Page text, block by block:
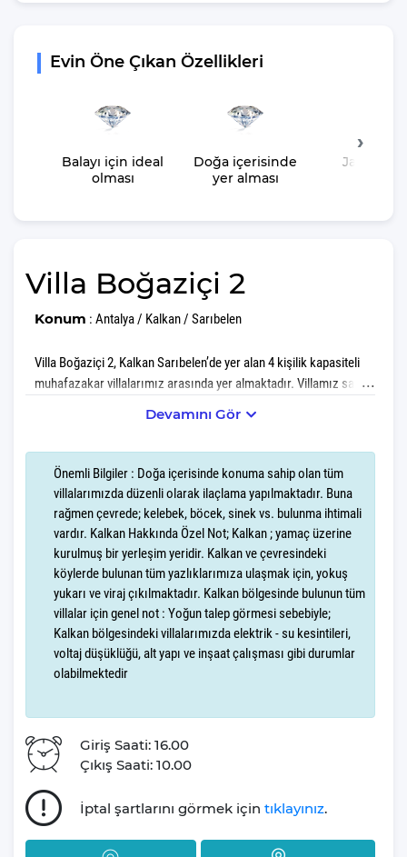
Evin Öne Çıkan Özellikleri
Balayı için ideal
olması
Doğa içerisinde
yer alması
Villa Boğaziçi 2
Konum : Antalya / Kalkan / Sarıbelen
Villa Boğaziçi 2, Kalkan Sarıbelen’de yer alan 4 kişilik kapasiteli
muhafazakar villalarımız arasında yer almaktadır. Villamız sahip
etmesini sağlamaktadır.
Villa Boğaziçi 2 muhafazakar özellikleri dışında doğa içerisinde
yer alması ile de dikkat çekmektedir. Villamız doğa içerisinde yer
alması sebebiyle doğanın eşsiz güzelliği ve sakinliğini
misafirlerine hissettirmektedir. Siz de yorucu, yorgun ve stresli
geçen bir senenin ardından kendinizi doğa içerisinde bulunan
villamızda ödüllendirebilirsiniz. Güne eşsiz doğa manzarasına
uyanmak, doğa içerisinde sessiz ve sakin bir ortamda bulunmak
sizlere oldukça iyi gelecektir.
plana çıkmaktadır. Villamız Kalkan merkeze 12 kilometre, market
ve restaurantlara ise 3 kilometre uzaklıktadır. Bu sayede günlük
ihtiyaçlarınızda veya Kalkan’ın eşsiz güzelliklerini keşfetmek
Eğer“Deniz olmadan tatil mi olur?”diyorsanız villamıza
en yakın plaj 13 kilometre uzaklıkta yer almaktadır. Böylece
villadan ayrılıp aracınızla yaklaşık 10-15 dakika içerisinde plaja
Devamını Gör
Önemli Bilgiler : Doğa içerisinde konuma sahip olan tüm
villalarımızda düzenli olarak ilaçlama yapılmaktadır. Buna
rağmen çevrede; kelebek, böcek, sinek vs. bulunma ihtimali
vardır. Kalkan Hakkında Özel Not; Kalkan ; yamaç üzerine
kurulmuş bir yerleşim yeridir. Kalkan ve çevresindeki
köylerde bulunan tüm yazlıklarımıza ulaşmak için, yokuş
yukarı ve viraj çıkılmaktadır. Kalkan bölgesinde bulunun tüm
villalar için genel not : Yoğun talep görmesi sebebiyle;
Kalkan bölgesindeki villalarımızda elektrik - su kesintileri,
voltaj düşüklüğü, alt yapı ve inşaat çalışması gibi durumlar
olabilmektedir
Giriş Saati: 16.00
Çıkış Saati: 10.00
İptal şartlarını görmek için tıklayınız.